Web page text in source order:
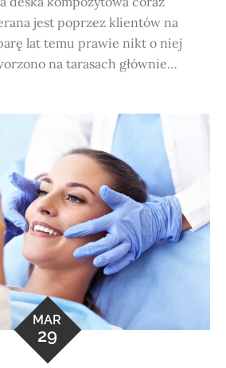
jest poprzez klientów na
lat temu prawie nikt o niej
na tarasach głównie…
MAR
29